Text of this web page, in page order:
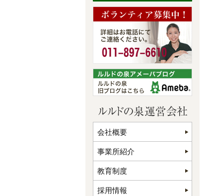
会社概要
事業所紹介
教育制度
採用情報